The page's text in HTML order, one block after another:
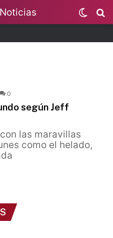
Switch
skin
0
según Jeff
las maravillas
como el helado,